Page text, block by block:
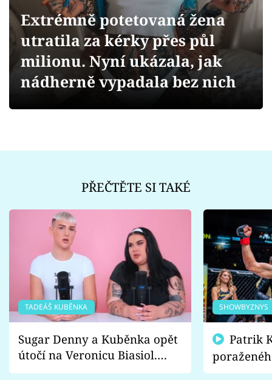
Videa
Sledujte prima+
Extrémně potetovaná žena
utratila za kérky přes půl
milionu. Nyní ukázala, jak
nádherně vypadala bez nich
PŘEČTĚTE SI TAKÉ
TADEÁŠ KUBĚNKA
Sugar Denny a Kuběnka opět
útočí na Veronicu Biasiol.
Proč je podle nich falešná a
SHOWBYZNYS
fanoušci